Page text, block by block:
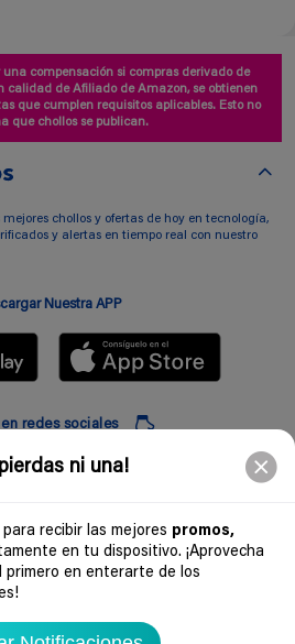
ni una!
recibir las mejores promos,
en tu dispositivo. ¡Aprovecha
primero en enterarte de los
compensación si compras derivado de
calidad de Afiliado de Amazon, se obtienen
que cumplen requisitos aplicables. Esto no
que chollos se publican.
chollos y ofertas de hoy en tecnología,
y alertas en tiempo real con nuestro
Nuestra APP
redes sociales
acepto la politica de privacidad y doy mi
a traves de mi e-mail